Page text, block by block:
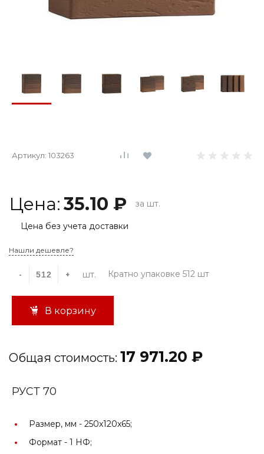
Артикул: 103263
Цена:35.10 ₽ за шт.
Цена без учета доставки
Общая стоимость: 17 971.20 ₽
Нашли дешевле?
- + шт. Кратно упаковке 512 шт
В корзину
РУСТ 70
Размер, мм - 250x120x65;
Формат - 1 НФ;